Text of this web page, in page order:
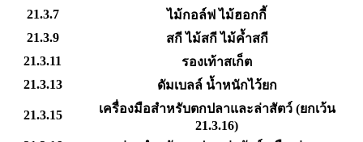
21.3.7
ไม้กอล์ฟ ไม้ฮอกกี้
21.3.9
สกี ไม้สกี ไม้ค้ำสกี
21.3.11
รองเท้าสเก็ต
21.3.13
ดัมเบลล์ น้ำหนักไว้ยก
21.3.15
เครื่องมือสำหรับตกปลาและล่าสัตว์ (ยกเว้น
21.3.16)